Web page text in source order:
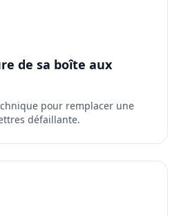
de sa boîte aux
pour remplacer une
défaillante.